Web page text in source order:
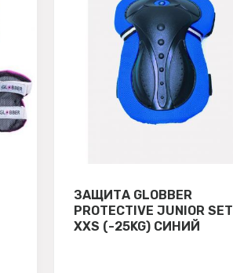
ЗАЩИТА GLOBBER
PROTECTIVE JUNIOR SET
XXS (-25KG) СИНИЙ